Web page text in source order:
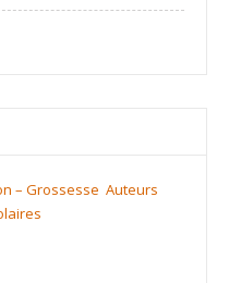
– Grossesse Auteurs